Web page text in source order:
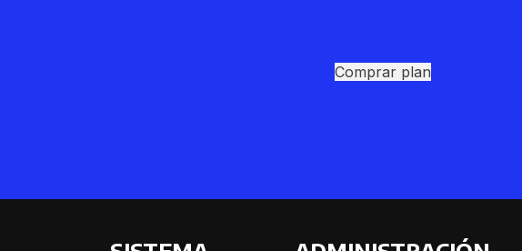
Comprar plan